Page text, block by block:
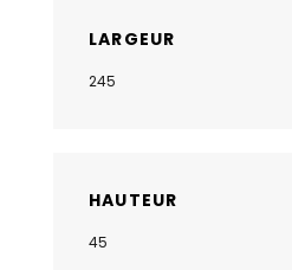
LARGEUR
245
HAUTEUR
45